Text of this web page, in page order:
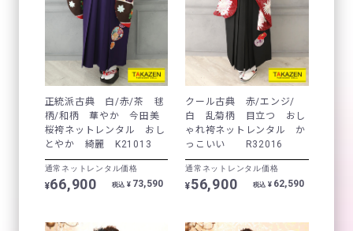
正統派古典 白/赤/茶 毬
柄/和柄 華やか 今田美
桜袴ネットレンタル おし
とやか 綺麗 K21013
通常ネットレンタル価格
¥66,900 税込 ¥ 73,590
クール古典 赤/エンジ/
白 乱菊柄 目立つ おし
ゃれ袴ネットレンタル か
っこいい R32016
通常ネットレンタル価格
¥56,900 税込 ¥ 62,590